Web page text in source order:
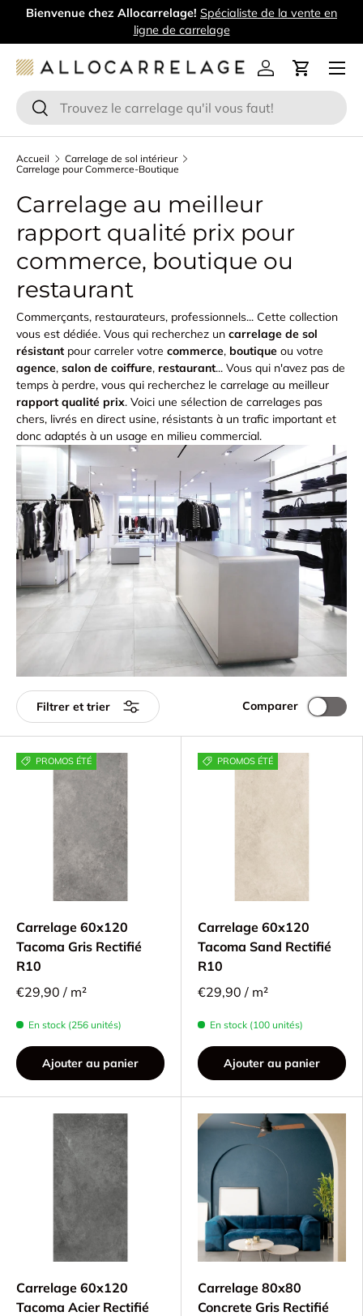
Bienvenue chez Allocarrelage! Spécialiste de la vente en
ligne de carrelage
Recherche
Rechercher
Se connecter
Panier
Menu
Accueil
Carrelage de sol intérieur
Carrelage pour Commerce-Boutique
Carrelage au meilleur
rapport qualité prix pour
commerce, boutique ou
restaurant
Commerçants, restaurateurs, professionnels... Cette collection
vous est dédiée. Vous qui recherchez un carrelage de sol
résistant pour carreler votre commerce, boutique ou votre
agence, salon de coiffure, restaurant... Vous qui n'avez pas de
temps à perdre, vous qui recherchez le carrelage au meilleur
rapport qualité prix. Voici une sélection de carrelages pas
chers, livrés en direct usine, résistants à un trafic important et
donc adaptés à un usage en milieu commercial.
Filtrer et trier Comparer
PROMOS ÉTÉ
Carrelage 60x120
Tacoma Gris Rectifié
R10
€29,90 / m²
En stock (256 unités)
Ajouter au panier
PROMOS ÉTÉ
Carrelage 60x120
Tacoma Sand Rectifié
R10
€29,90 / m²
En stock (100 unités)
Ajouter au panier
Carrelage 60x120
Tacoma Acier Rectifié
Carrelage 80x80
Concrete Gris Rectifié